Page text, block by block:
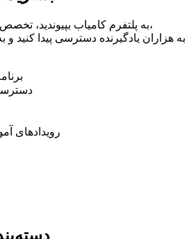
به پلتفرم کامیاب بپیوندید، تخصص خود را به اشتراک بگذارید،
به هزاران یادگیرنده دسترسی پیدا کنید
رویدادهای